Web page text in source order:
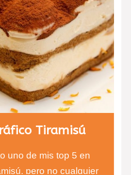
Tiramisú
uno de mis top 5 en
pero no cualquier